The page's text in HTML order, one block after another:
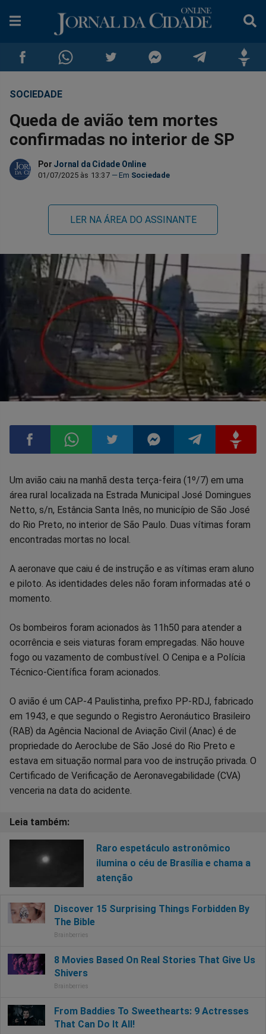
Compartilhar
no
Facebook
Compartilhar
no
Whatsapp
no
Twitter
no
Messenger
no
SOCIEDADE
Queda de avião tem mortes
confirmadas no interior de SP
Por Jornal da Cidade Online
01/07/2025 às 13:37 Sociedade
LER NA ÁREA DO ASSINANTE
Compartilhar
no
Facebook
Compartilhar
no
Whatsapp
Compartilhar
no
Twitter
Compartilhar
no
Compartilhar
no
no
Um avião caiu na manhã desta terça-feira (1º/7) em uma
área rural localizada na Estrada Municipal José Domingues
Netto, s/n, Estância Santa Inês, no município de São José
do Rio Preto, no interior de São Paulo. Duas vítimas foram
encontradas mortas no local.
A aeronave que caiu é de instrução e as vítimas eram aluno
e piloto. As identidades deles não foram informadas até o
momento.
Os bombeiros foram acionados às 11h50 para atender a
ocorrência e seis viaturas foram empregadas. Não houve
fogo ou vazamento de combustível. O Cenipa e a Polícia
Técnico-Científica foram acionados.
O avião é um CAP-4 Paulistinha, prefixo PP-RDJ, fabricado
em 1943, e que segundo o Registro Aeronáutico Brasileiro
(RAB) da Agência Nacional de Aviação Civil (Anac) é de
propriedade do Aeroclube de São José do Rio Preto e
estava em situação normal para voo de instrução privada. O
Certificado de Verificação de Aeronavegabilidade (CVA)
venceria na data do acidente.
Raro espetáculo astronômico
ilumina o céu de Brasília e chama a
atenção